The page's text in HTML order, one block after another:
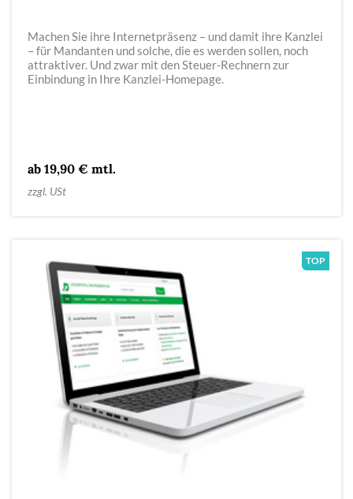
Machen Sie ihre Internetpräsenz – und damit ihre Kanzlei
– für Mandanten und solche, die es werden sollen, noch
attraktiver. Und zwar mit den Steuer-Rechnern zur
Einbindung in Ihre Kanzlei-Homepage.
ab 19,90 € mtl.
zzgl. USt